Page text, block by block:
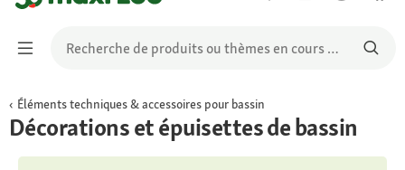
Éléments techniques & accessoires pour bassin
Décorations et épuisettes de bassin